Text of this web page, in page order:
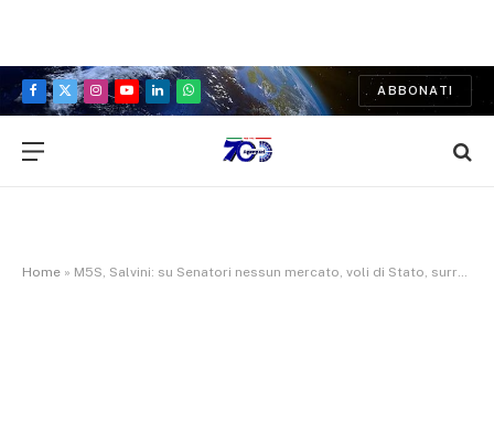
Facebook
X
Instagram
YouTubeLinkedInWhatsApp
ABBONATI
Home » M5S, Salvini: su Senatori nessun mercato, voli di Stato, surreale quello che mi si contesta